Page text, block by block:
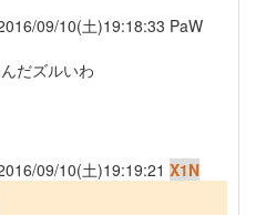
09/10(土)19:18:33 PaW
だズルいわ
09/10(土)19:19:21 X1N